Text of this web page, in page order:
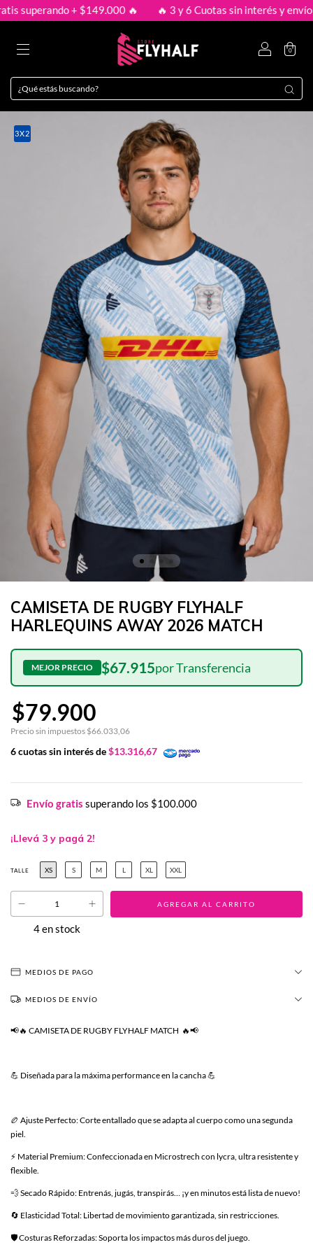
+ $149.000 🔥 🔥 3 y 6 Cuotas sin interés y envío
0
3X2
CAMISETA DE RUGBY FLYHALF
HARLEQUINS AWAY 2026 MATCH
$79.900
6cuotas sin interés de$13.316,67
Precio sin impuestos $66.033,06
$67.915
Envío gratis superando los $100.000
¡Llevá 3 y pagá 2!
TALLE XS S M L XL XXL
4en stock
MEDIOS DE PAGO
MEDIOS DE ENVÍO
📢🔥 CAMISETA DE RUGBY FLYHALF MATCH 🔥📢
💪 Diseñada para la máxima performance en la cancha 💪
🏉 Ajuste Perfecto: Corte entallado que se adapta al cuerpo como una segunda
piel.
⚡ Material Premium: Confeccionada en Microstrech con lycra, ultra resistente y
flexible.
💨 Secado Rápido: Entrenás, jugás, transpirás… ¡y en minutos está lista de nuevo!
🔄 Elasticidad Total: Libertad de movimiento garantizada, sin restricciones.
🛡️ Costuras Reforzadas: Soporta los impactos más duros del juego.